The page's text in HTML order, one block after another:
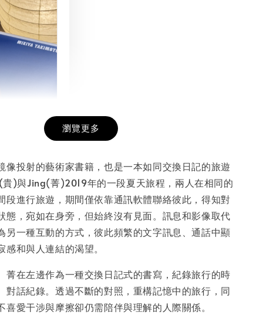
- +
購物車
瀏覽更多
像投射的藝術家書籍，也是一本如同交換日記的旅遊
)與Jing(菁)2019年的一段夏天旅程，兩人在相同的
段進行旅遊，期間僅依靠通訊軟體聯絡彼此，得知對
態，宛如在身旁，但始終沒有見面。訊息和影像取代
另一種互動的方式，彼此頻繁的文字訊息、通話中顯
和與人連結的渴望。
菁在左邊作為一種交換日記式的書寫，紀錄旅行的時
對話紀錄。透過不斷的對照，重構記憶中的旅行，同
喜愛干涉與摩擦卻仍需陪伴與理解的人際關係。